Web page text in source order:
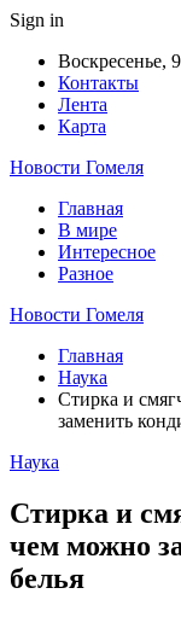
Sign in
Воскресенье,
Контакты
Лента
Карта
Новости Гомеля
Главная
В мире
Интересное
Разное
Новости Гомеля
Главная
Наука
Стирка и
заменить
Наука
Стирка и
чем можно
белья